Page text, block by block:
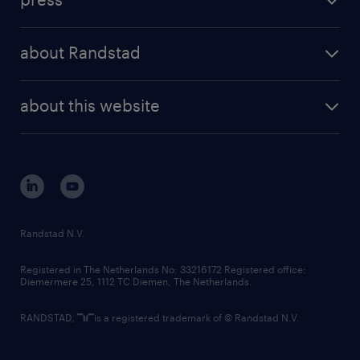
randstad professional
randstad digital
results and reports
about Randstad
corporate governance
randstad innovation fund
country websites
about this website
Randstad N.V.
Registered in The Netherlands No: 33216172 Registered office:
Diemermere 25, 1112 TC Diemen, The Netherlands.
RANDSTAD, is a registered trademark of © Randstad N.V.